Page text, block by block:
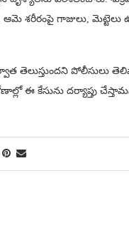
గాజులు, మెట్టెలు
తెలుస్తుందని పోలీసులు
ఈ కేసును దర్యాప్తు చేస్తామని